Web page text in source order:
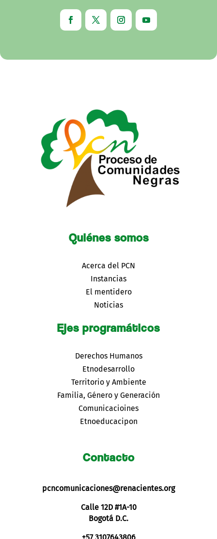
Quiénes somos
Acerca del PCN
Instancias
El mentidero
Noticias
Ejes programáticos
Derechos Humanos
Etnodesarrollo
Territorio y Ambiente
Familia, Género y Generación
Comunicacioines
Etnoeducacipon
Contacto
pcncomunicaciones@renacientes.org
Calle 12D #1A-10
Bogotá D.C.